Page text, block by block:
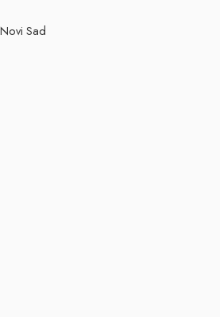
Sad